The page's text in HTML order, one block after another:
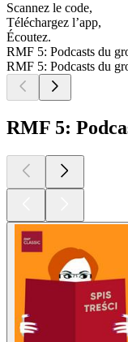
Scannez le code,
Téléchargez l’app,
Écoutez.
RMF 5: Podcasts du
RMF 5: Podcasts du
RMF 5: